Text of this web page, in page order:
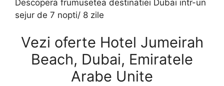
Descopera frumusetea destinatiei Dubai intr-un
sejur de 7 nopti/ 8 zile
Vezi oferte Hotel Jumeirah
Beach, Dubai, Emiratele
Arabe Unite